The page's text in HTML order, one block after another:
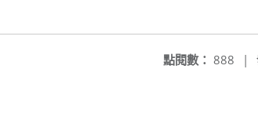
點閱數： 888 |